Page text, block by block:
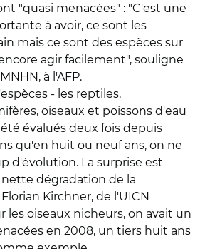
"quasi menacées" : "C'est une
à avoir, ce sont les
mais ce sont des espèces sur
agir facilement", souligne
à l'AFP.
- les reptiles,
oiseaux et poissons d'eau
évalués deux fois depuis
qu'en huit ou neuf ans, on ne
d'évolution. La surprise est
dégradation de la
Kirchner, de l'UICN
les oiseaux nicheurs, on avait un
en 2008, un tiers huit ans